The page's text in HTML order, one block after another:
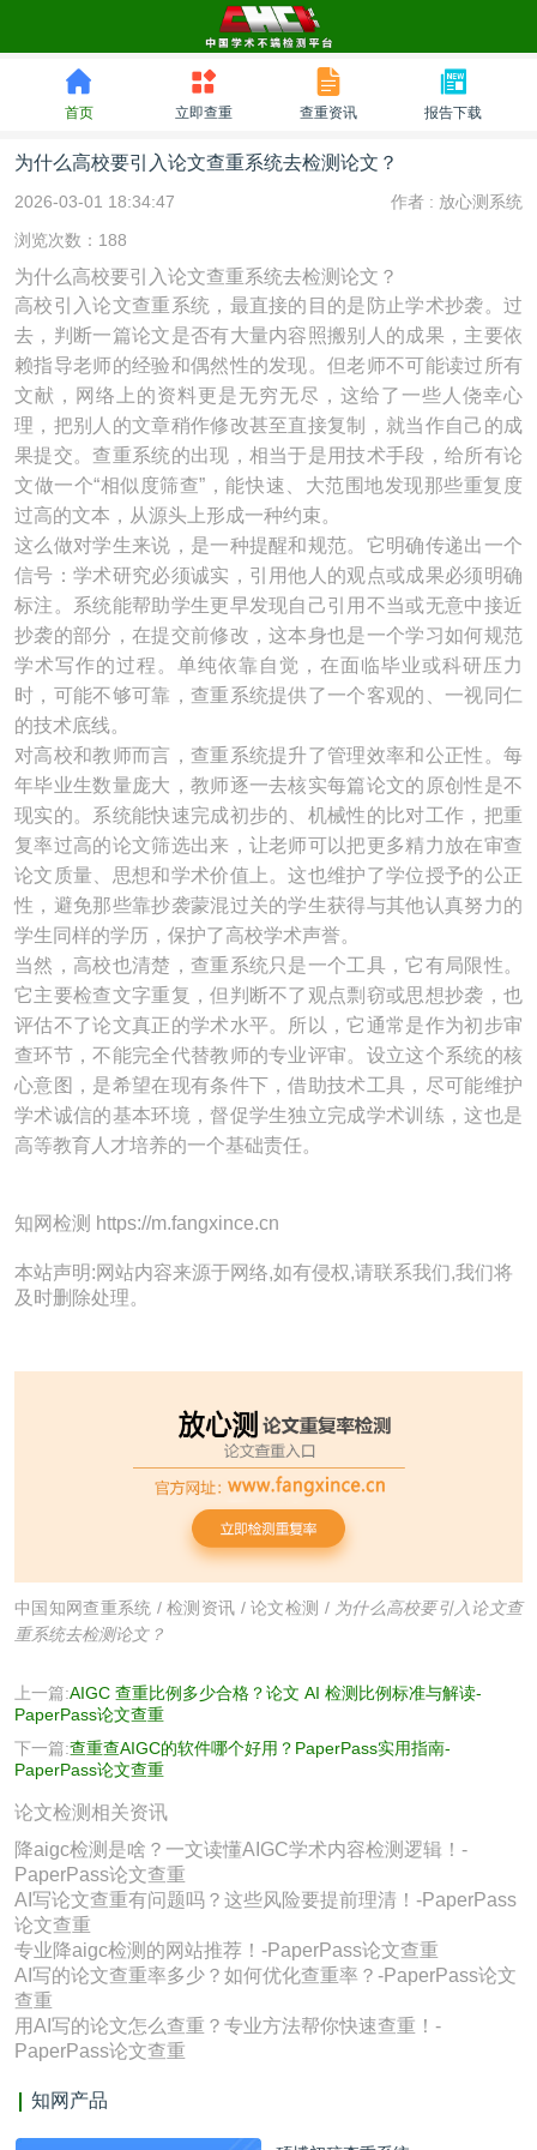
首页 立即查重 查重资讯 报告下载
为什么高校要引入论文查重系统去检测论文？
2026-03-01 18:34:47 作者 : 放心测系统
浏览次数：188
为什么高校要引入论文查重系统去检测论文？
高校引入论文查重系统，最直接的目的是防止学术抄袭。过
去，判断一篇论文是否有大量内容照搬别人的成果，主要依
赖指导老师的经验和偶然性的发现。但老师不可能读过所有
文献，网络上的资料更是无穷无尽，这给了一些人侥幸心
理，把别人的文章稍作修改甚至直接复制，就当作自己的成
果提交。查重系统的出现，相当于是用技术手段，给所有论
文做一个“相似度筛查”，能快速、大范围地发现那些重复度
过高的文本，从源头上形成一种约束。
这么做对学生来说，是一种提醒和规范。它明确传递出一个
信号：学术研究必须诚实，引用他人的观点或成果必须明确
标注。系统能帮助学生更早发现自己引用不当或无意中接近
抄袭的部分，在提交前修改，这本身也是一个学习如何规范
学术写作的过程。单纯依靠自觉，在面临毕业或科研压力
时，可能不够可靠，查重系统提供了一个客观的、一视同仁
的技术底线。
对高校和教师而言，查重系统提升了管理效率和公正性。每
年毕业生数量庞大，教师逐一去核实每篇论文的原创性是不
现实的。系统能快速完成初步的、机械性的比对工作，把重
复率过高的论文筛选出来，让老师可以把更多精力放在审查
论文质量、思想和学术价值上。这也维护了学位授予的公正
性，避免那些靠抄袭蒙混过关的学生获得与其他认真努力的
学生同样的学历，保护了高校学术声誉。
当然，高校也清楚，查重系统只是一个工具，它有局限性。
它主要检查文字重复，但判断不了观点剽窃或思想抄袭，也
评估不了论文真正的学术水平。所以，它通常是作为初步审
查环节，不能完全代替教师的专业评审。设立这个系统的核
心意图，是希望在现有条件下，借助技术工具，尽可能维护
学术诚信的基本环境，督促学生独立完成学术训练，这也是
高等教育人才培养的一个基础责任。
知网检测 https://m.fangxince.cn
本站声明:网站内容来源于网络,如有侵权,请联系我们,我们将
及时删除处理。
中国知网查重系统 /检测资讯 / 论文检测 / 为什么高校要引入论文查
重系统去检测论文？
上一篇:AIGC 查重比例多少合格？论文 AI 检测比例标准与解读-
PaperPass论文查重
下一篇:查重查AIGC的软件哪个好用？PaperPass实用指南-
PaperPass论文查重
论文检测相关资讯
降aigc检测是啥？一文读懂AIGC学术内容检测逻辑！-
PaperPass论文查重
AI写论文查重有问题吗？这些风险要提前理清！-PaperPass
论文查重
专业降aigc检测的网站推荐！-PaperPass论文查重
AI写的论文查重率多少？如何优化查重率？-PaperPass论文
查重
用AI写的论文怎么查重？专业方法帮你快速查重！-
PaperPass论文查重
知网产品